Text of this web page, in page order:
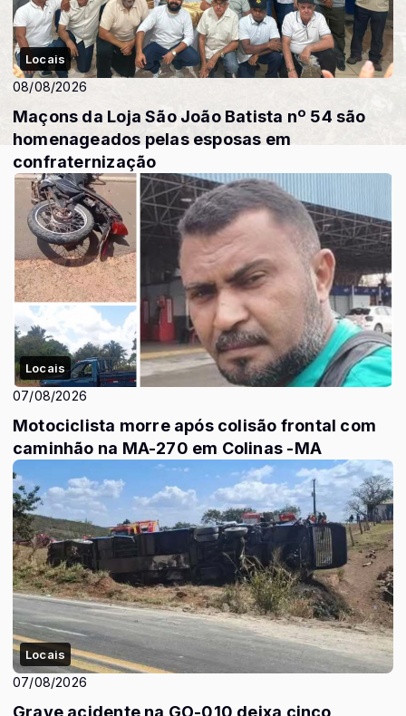
Locais
08/08/2026
Maçons da Loja São João Batista nº 54 são
homenageados pelas esposas em
confraternização
Locais
07/08/2026
Motociclista morre após colisão frontal com
caminhão na MA-270 em Colinas -MA
Locais
07/08/2026
Grave acidente na GO-010 deixa cinco